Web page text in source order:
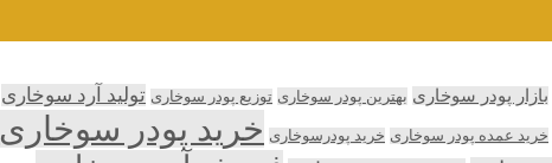
بازار پودر سوخاری بهترین پودر سوخاری توزیع پودر سوخاری تولید آرد سوخاری
خرید عمده پودر سوخاری خرید پودرسوخاری خرید پودر سوخاری